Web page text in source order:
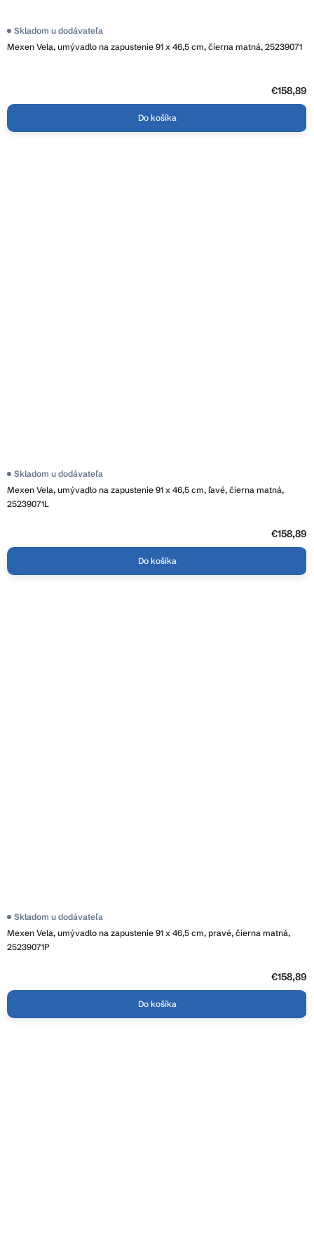
Mexen Vela, umývadlo na zapustenie 91 x 46,5 cm, čierna matná, 25239071
Skladom u dodávateľa
€158,89
Do košíka
Mexen Vela, umývadlo na zapustenie 91 x 46,5 cm, ľavé, čierna matná,
25239071L
Skladom u dodávateľa
€158,89
Do košíka
Mexen Vela, umývadlo na zapustenie 91 x 46,5 cm, pravé, čierna matná,
25239071P
Skladom u dodávateľa
€158,89
Do košíka